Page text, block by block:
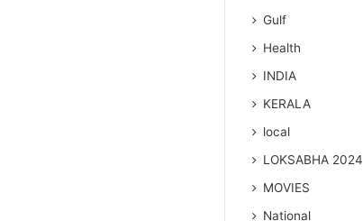
Gulf
Health
INDIA
KERALA
local
LOKSABHA 2024
MOVIES
National